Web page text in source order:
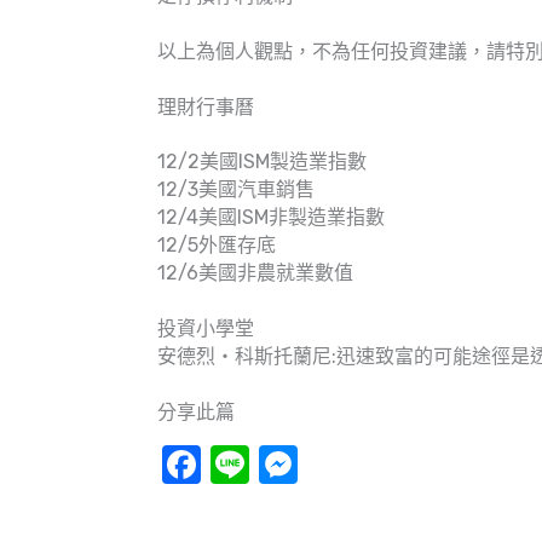
以上為個人觀點，不為任何投資建議，請特別
理財行事曆
12/2美國ISM製造業指數
12/3美國汽車銷售
12/4美國ISM非製造業指數
12/5外匯存底
12/6美國非農就業數值
投資小學堂
安德烈‧科斯托蘭尼:迅速致富的可能途徑是
分享此篇
Facebook
Line